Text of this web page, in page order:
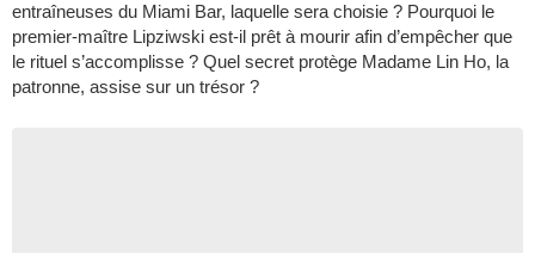
entraîneuses du Miami Bar, laquelle sera choisie ? Pourquoi le
premier-maître Lipziwski est-il prêt à mourir afin d’empêcher que
le rituel s’accomplisse ? Quel secret protège Madame Lin Ho, la
patronne, assise sur un trésor ?